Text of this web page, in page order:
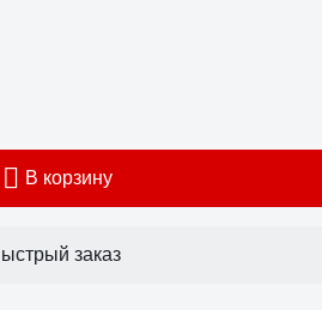
В корзину
заказ